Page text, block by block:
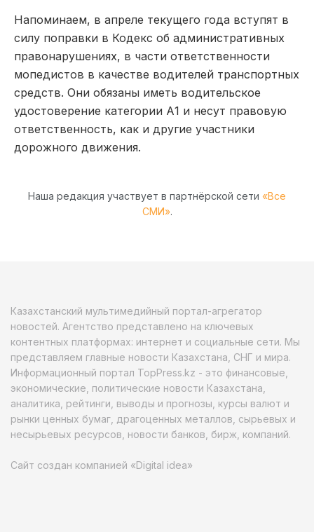
Напоминаем, в апреле текущего года вступят в
силу поправки в Кодекс об административных
правонарушениях, в части ответственности
мопедистов в качестве водителей транспортных
средств. Они обязаны иметь водительское
удостоверение категории А1 и несут правовую
ответственность, как и другие участники
дорожного движения.
Наша редакция участвует в партнёрской сети «Все
СМИ».
Казахстанский мультимедийный портал-агрегатор
новостей. Агентство представлено на ключевых
контентных платформах: интернет и социальные сети. Мы
представляем главные новости Казахстана, СНГ и мира.
Информационный портал TopPress.kz - это финансовые,
экономические, политические новости Казахстана,
аналитика, рейтинги, выводы и прогнозы, курсы валют и
рынки ценных бумаг, драгоценных металлов, сырьевых и
несырьевых ресурсов, новости банков, бирж, компаний.
Сайт создан компанией «Digital idea»